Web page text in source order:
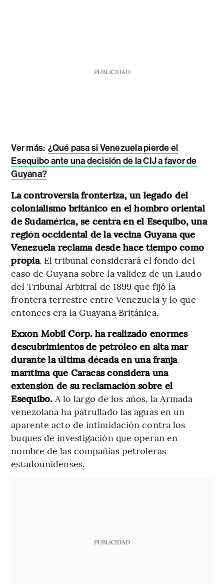
PUBLICIDAD
Ver más: ¿Qué pasa si Venezuela pierde el
Esequibo ante una decisión de la CIJ a favor de
Guyana?
La controversia fronteriza, un legado del
colonialismo británico en el hombro oriental
de Sudamérica, se centra en el Esequibo, una
región occidental de la vecina Guyana que
Venezuela reclama desde hace tiempo como
propia. El tribunal considerará el fondo del
caso de Guyana sobre la validez de un Laudo
del Tribunal Arbitral de 1899 que fijó la
frontera terrestre entre Venezuela y lo que
entonces era la Guayana Británica.
Exxon Mobil Corp. ha realizado enormes
descubrimientos de petróleo en alta mar
durante la última década en una franja
marítima que Caracas considera una
extensión de su reclamación sobre el
Esequibo. A lo largo de los años, la Armada
venezolana ha patrullado las aguas en un
aparente acto de intimidación contra los
buques de investigación que operan en
nombre de las compañías petroleras
estadounidenses.
PUBLICIDAD